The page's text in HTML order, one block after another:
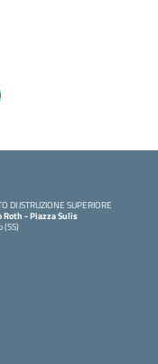
DI ISTRUZIONE SUPERIORE
Roth - Piazza Sulis
(SS)
la pagina iniziale della scuola